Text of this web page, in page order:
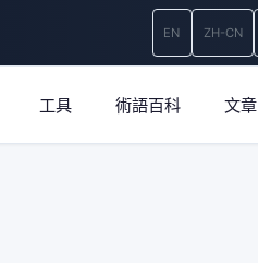
EN ZH-CN
工具 術語百科 文章